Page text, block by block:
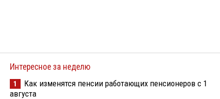
Интересное за неделю
1
Как изменятся пенсии работающих пенсионеров с 1
августа